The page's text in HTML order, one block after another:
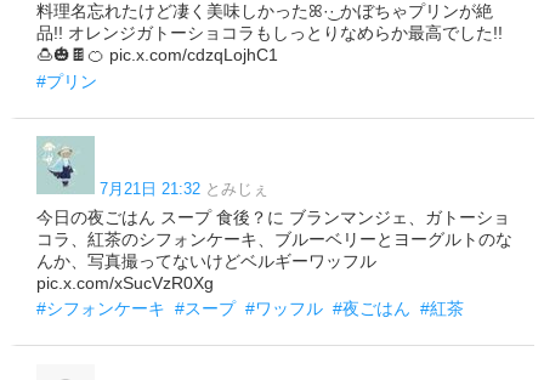
料理名忘れたけど凄く美味しかったꕤ︎︎·͜· かぼちゃプリンが絶
品!! オレンジガトーショコラもしっとりなめらか最高でした!!
🍮🎃🍫🍊 pic.x.com/cdzqLojhC1
#プリン
7月21日 21:32 とみじぇ
今日の夜ごはん スープ 食後？に ブランマンジェ、ガトーショ
コラ、紅茶のシフォンケーキ、ブルーベリーとヨーグルトのな
んか、写真撮ってないけどベルギーワッフル
pic.x.com/xSucVzR0Xg
#シフォンケーキ #スープ #ワッフル #夜ごはん #紅茶